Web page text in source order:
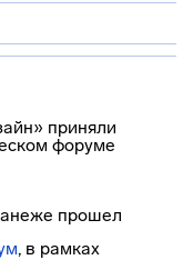
прошел
, в рамках